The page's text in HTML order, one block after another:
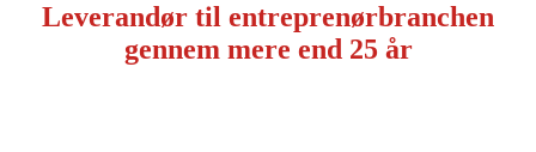
Leverandør til entreprenørbranchen
gennem mere end 25 år